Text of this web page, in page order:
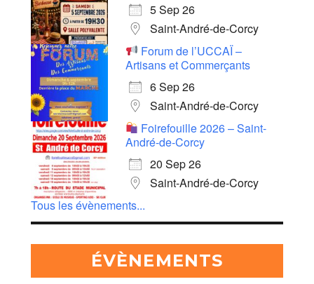
5 Sep 26
Saint-André-de-Corcy
Forum de l’UCCAÏ –
Artisans et Commerçants
6 Sep 26
Saint-André-de-Corcy
Foirefouille 2026 – Saint-
André-de-Corcy
20 Sep 26
Saint-André-de-Corcy
Tous les évènements...
ÉVÈNEMENTS